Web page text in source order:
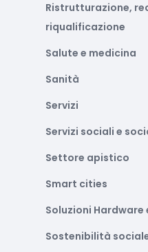
Ristrutturazione,
riqualificazione
Salute e medicina
Sanità
Servizi
Servizi sociali e
Settore apistico
Smart cities
Soluzioni
Sostenibilità